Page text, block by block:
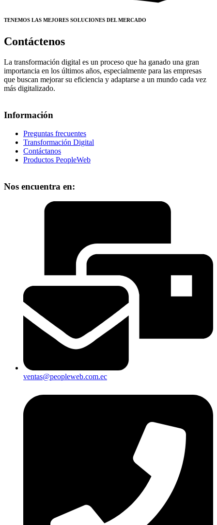
TENEMOS LAS MEJORES SOLUCIONES DEL MERCADO
Contáctenos
La transformación digital es un proceso que ha ganado una gran
importancia en los últimos años, especialmente para las empresas
que buscan mejorar su eficiencia y adaptarse a un mundo cada vez
más digitalizado.
Información
Preguntas frecuentes
Transformación Digital
Contáctanos
Productos PeopleWeb
Nos encuentra en:
ventas@peopleweb.com.ec